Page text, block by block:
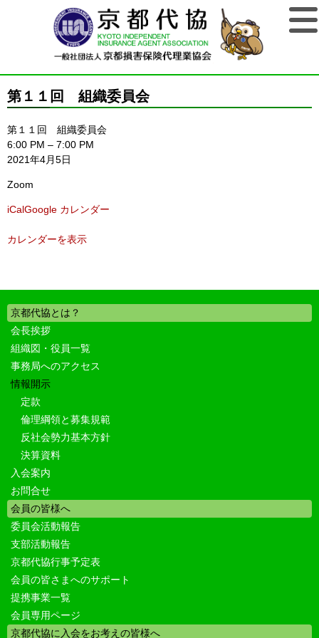
第１１回 組織委員会
第１１回 組織委員会
6:00 PM – 7:00 PM
2021年4月5日
Zoom
iCalGoogle カレンダー
カレンダーを表示
京都代協とは？
会長挨拶
組織図・役員一覧
事務局へのアクセス
情報開示
定款
倫理綱領と募集規範
反社会勢力基本方針
決算資料
入会案内
お問合せ
会員の皆様へ
委員会活動報告
支部活動報告
京都代協行事予定表
会員の皆さまへのサポート
提携事業一覧
会員専用ページ
京都代協に入会をお考えの皆様へ